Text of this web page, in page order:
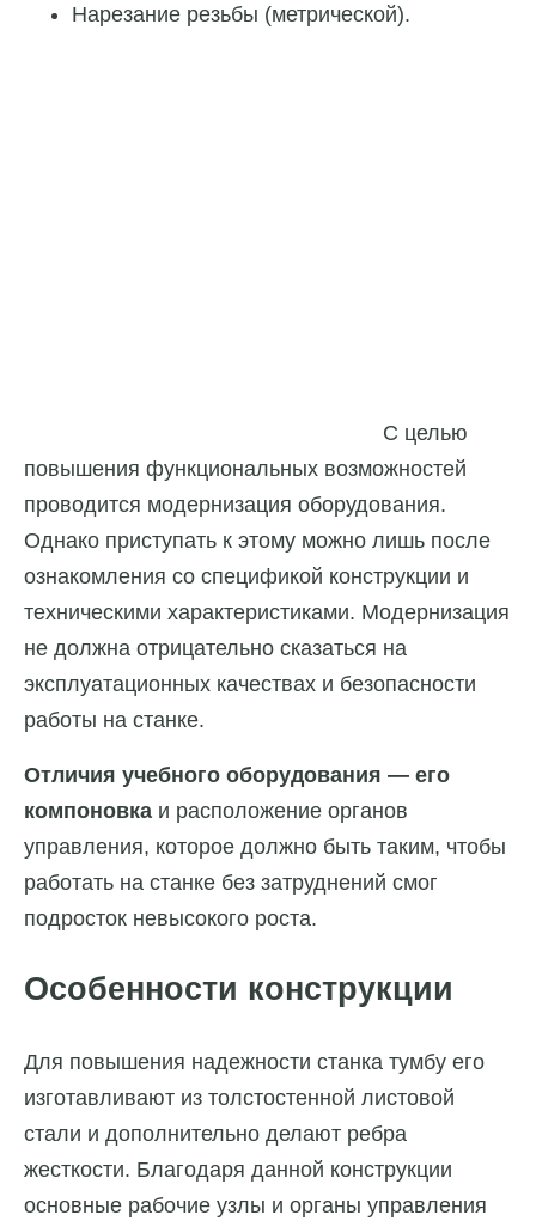
Нарезание резьбы (метрической).
С целью
повышения функциональных возможностей
проводится модернизация оборудования.
Однако приступать к этому можно лишь после
ознакомления со спецификой конструкции и
техническими характеристиками. Модернизация
не должна отрицательно сказаться на
эксплуатационных качествах и безопасности
работы на станке.
Отличия учебного оборудования — его
компоновка и расположение органов
управления, которое должно быть таким, чтобы
работать на станке без затруднений смог
подросток невысокого роста.
Особенности конструкции
Для повышения надежности станка тумбу его
изготавливают из толстостенной листовой
стали и дополнительно делают ребра
жесткости. Благодаря данной конструкции
основные рабочие узлы и органы управления